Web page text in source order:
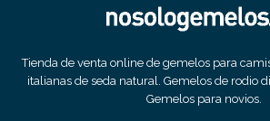
Tienda de venta online de gemelos para
italianas de seda natural. Gemelos de rodio
Gemelos para novios.